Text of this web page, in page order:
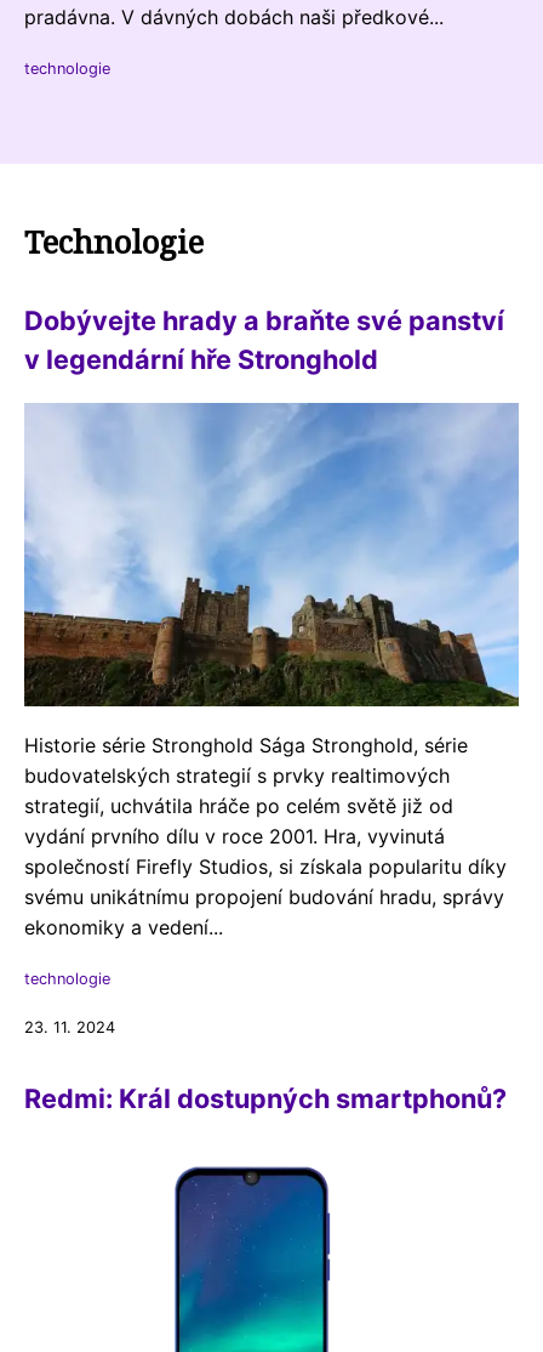
pradávna. V dávných dobách naši předkové...
technologie
Technologie
Dobývejte hrady a braňte své panství
v legendární hře Stronghold
Historie série Stronghold Sága Stronghold, série
budovatelských strategií s prvky realtimových
strategií, uchvátila hráče po celém světě již od
vydání prvního dílu v roce 2001. Hra, vyvinutá
společností Firefly Studios, si získala popularitu díky
svému unikátnímu propojení budování hradu, správy
ekonomiky a vedení...
technologie
23. 11. 2024
Redmi: Král dostupných smartphonů?